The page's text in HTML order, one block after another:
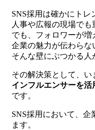
SNS採用は確かにトレ
人事や広報の現場でも
でも、フォロワーが増
企業の魅力が伝わら
そんな壁にぶつかる人
その解決策として、い
インフルエンサーを活
です。
SNS採用において、企
ます。